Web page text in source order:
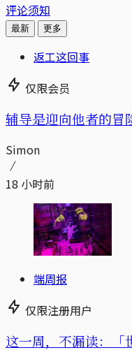
评论须知
最新 更多
返工这回事
仅限会员
辅导是迎向他者的
Simon
18 小时前
端周报
仅限注册用户
这一周，不漏读：「